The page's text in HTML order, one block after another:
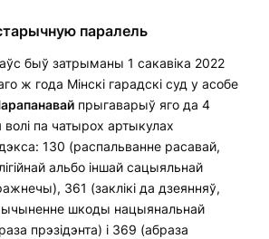
паралель
быў затрыманы 1 сакавіка 2022
ж года Мінскі гарадскі суд у асобе
прыгаварыў яго да 4
волі па чатырох артыкулах
130 (распальванне расавай,
альбо іншай сацыяльнай
361 (заклікі да дзеянняў,
шкоды нацыянальнай
прэзідэнта) і 369 (абраза